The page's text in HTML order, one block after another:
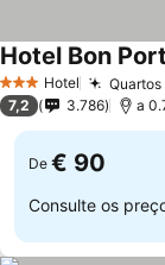
3 EstrelasHotel
Hotel Bon Port
7,2 3.786 a
De € 90
Consulte os